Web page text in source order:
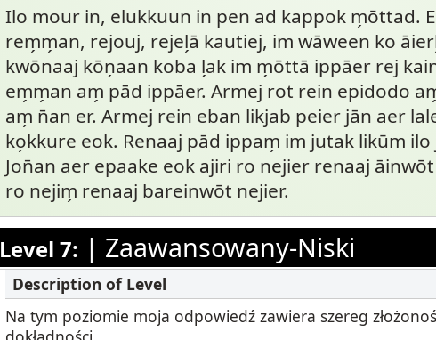
Ilo mour in, elukkuun in pen ad kappok m̗ōttad.
rem̗m̗an, rejouj, rejel̗ā kautiej, im wāween ko
kwōnaaj kōn̗aan koba l̗ak im m̗ōttā ippāer rej
em̗m̗an am̗ pād ippāer. Armej rot rein epidodo
am̗ n̄an er. Armej rein eban likjab peier jān aer
ko̗kkure eok. Renaaj pād ippam̗ im jutak likūm
Jon̄an aer epaake eok ajiri ro nejier renaaj
ro nejim̗ renaaj bareinwōt nejier.
Level 7: | Zaawansowany-Niski
Na tym poziomie moja odpowiedź zawiera szereg